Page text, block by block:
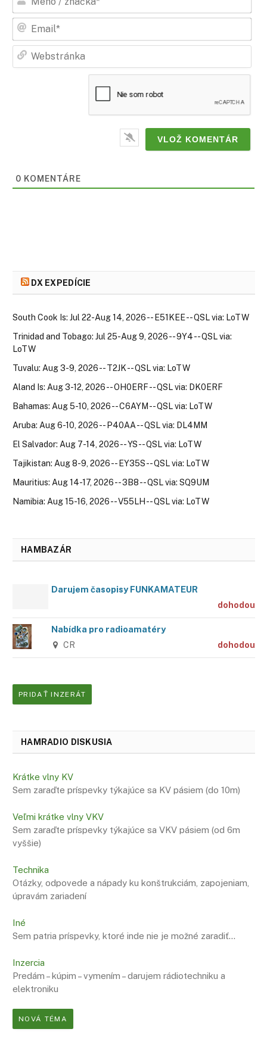
0 KOMENTÁRE
DX EXPEDÍCIE
South Cook Is: Jul 22-Aug 14, 2026 -- E51KEE -- QSL via: LoTW
Trinidad and Tobago: Jul 25-Aug 9, 2026 -- 9Y4 -- QSL via:
LoTW
Tuvalu: Aug 3-9, 2026 -- T2JK -- QSL via: LoTW
Aland Is: Aug 3-12, 2026 -- OH0ERF -- QSL via: DK0ERF
Bahamas: Aug 5-10, 2026 -- C6AYM -- QSL via: LoTW
Aruba: Aug 6-10, 2026 -- P40AA -- QSL via: DL4MM
El Salvador: Aug 7-14, 2026 -- YS -- QSL via: LoTW
Tajikistan: Aug 8-9, 2026 -- EY35S -- QSL via: LoTW
Mauritius: Aug 14-17, 2026 -- 3B8 -- QSL via: SQ9UM
Namibia: Aug 15-16, 2026 -- V55LH -- QSL via: LoTW
HAMBAZÁR
Darujem časopisy FUNKAMATEUR
dohodou
Nabídka pro radioamatéry
CR dohodou
PRIDAŤ INZERÁT
HAMRADIO DISKUSIA
Krátke vlny KV
Sem zaraďte príspevky týkajúce sa KV pásiem (do 10m)
Veľmi krátke vlny VKV
Sem zaraďte príspevky týkajúce sa VKV pásiem (od 6m
vyššie)
Technika
Otázky, odpovede a nápady ku konštrukciám, zapojeniam,
úpravám zariadení
Iné
Sem patria príspevky, ktoré inde nie je možné zaradiť…
Inzercia
Predám – kúpim – vymením – darujem rádiotechniku a
elektroniku
NOVÁ TÉMA